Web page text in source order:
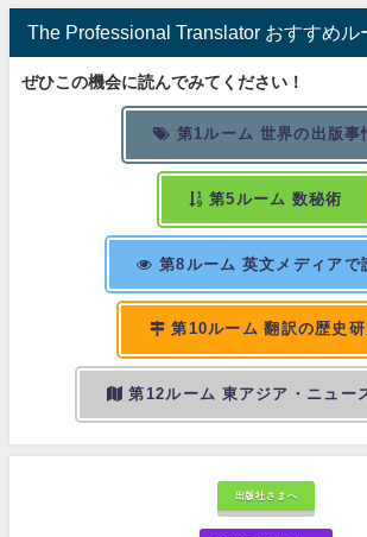
The Professional Translator おすすめル
ぜひこの機会に読んでみてください！
第1ルーム 世界の出版事
第5ルーム 数秘術
第8ルーム 英文メディアで
第10ルーム 翻訳の歴史研
第12ルーム 東アジア・ニュー
出版社さまへ